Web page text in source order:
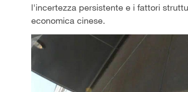
l'incertezza persistente e i fattori
economica cinese.